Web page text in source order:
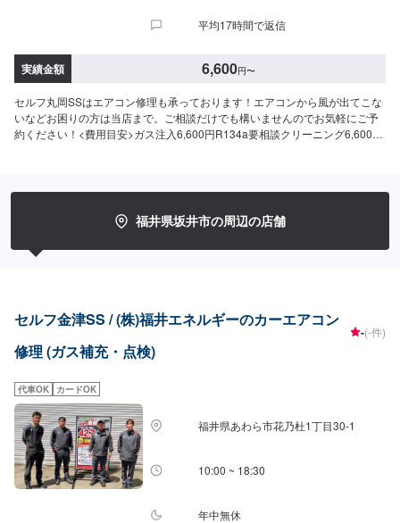
平均17時間で返信
実績金額 6,600円〜
セルフ丸岡SSはエアコン修理も承っております！エアコンから風が出てこな
いなどお困りの方は当店まで。ご相談だけでも構いませんのでお気軽にご予
約ください！<費用目安>ガス注入6,600円R134a要相談クリーニング6,600円
福井県坂井市の周辺の店舗
セルフ金津SS / (株)福井エネルギーのカーエアコン
修理 (ガス補充・点検)
-(-件)
代車OK カードOK
福井県あわら市花乃杜1丁目30-1
10:00 ~ 18:30
年中無休